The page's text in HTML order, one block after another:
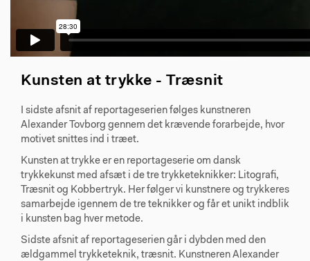
Kunsten at trykke - Træsnit
I sidste afsnit af reportageserien følges kunstneren
Alexander Tovborg gennem det krævende forarbejde, hvor
motivet snittes ind i træet.
Kunsten at trykke er en reportageserie om dansk
trykkekunst med afsæt i de tre trykketeknikker: Litografi,
Træsnit og Kobbertryk. Her følger vi kunstnere og trykkeres
samarbejde igennem de tre teknikker og får et unikt indblik
i kunsten bag hver metode.
Sidste afsnit af reportageserien går i dybden med den
ældgammel trykketeknik, træsnit. Kunstneren Alexander